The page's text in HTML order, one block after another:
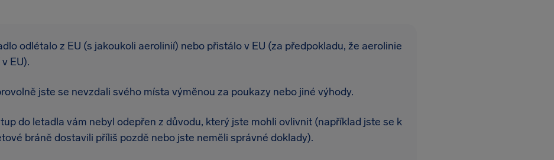
odlétalo z EU (s jakoukoli aerolinií) nebo přistálo v EU (za předpokladu, že aerolinie
EU).
jste se nevzdali svého místa výměnou za poukazy nebo jiné výhody.
do letadla vám nebyl odepřen z důvodu, který jste mohli ovlivnit (například jste se k
bráně dostavili příliš pozdě nebo jste neměli správné doklady).